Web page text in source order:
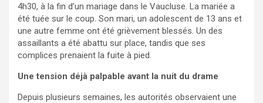
4h30, à la fin d’un mariage dans le Vaucluse. La mariée a
été tuée sur le coup. Son mari, un adolescent de 13 ans et
une autre femme ont été grièvement blessés. Un des
assaillants a été abattu sur place, tandis que ses
complices prenaient la fuite à pied.
Une tension déjà palpable avant la nuit du drame
Depuis plusieurs semaines, les autorités observaient une